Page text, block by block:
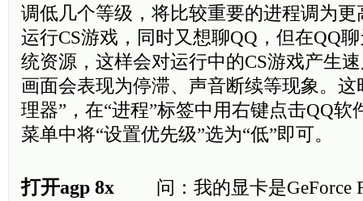
调低几个等级，将比较重要的进程调为
运行CS游戏，同时又想聊QQ，但在QQ
统资源，这样会对运行中的CS游戏产生
画面会表现为停滞、声音断续等现象。这
理器”，在“进程”标签中用右键点击QQ软
菜单中将“设置优先级”选为“低”即可。
打开agp 8x 问：我的显卡是GeForce